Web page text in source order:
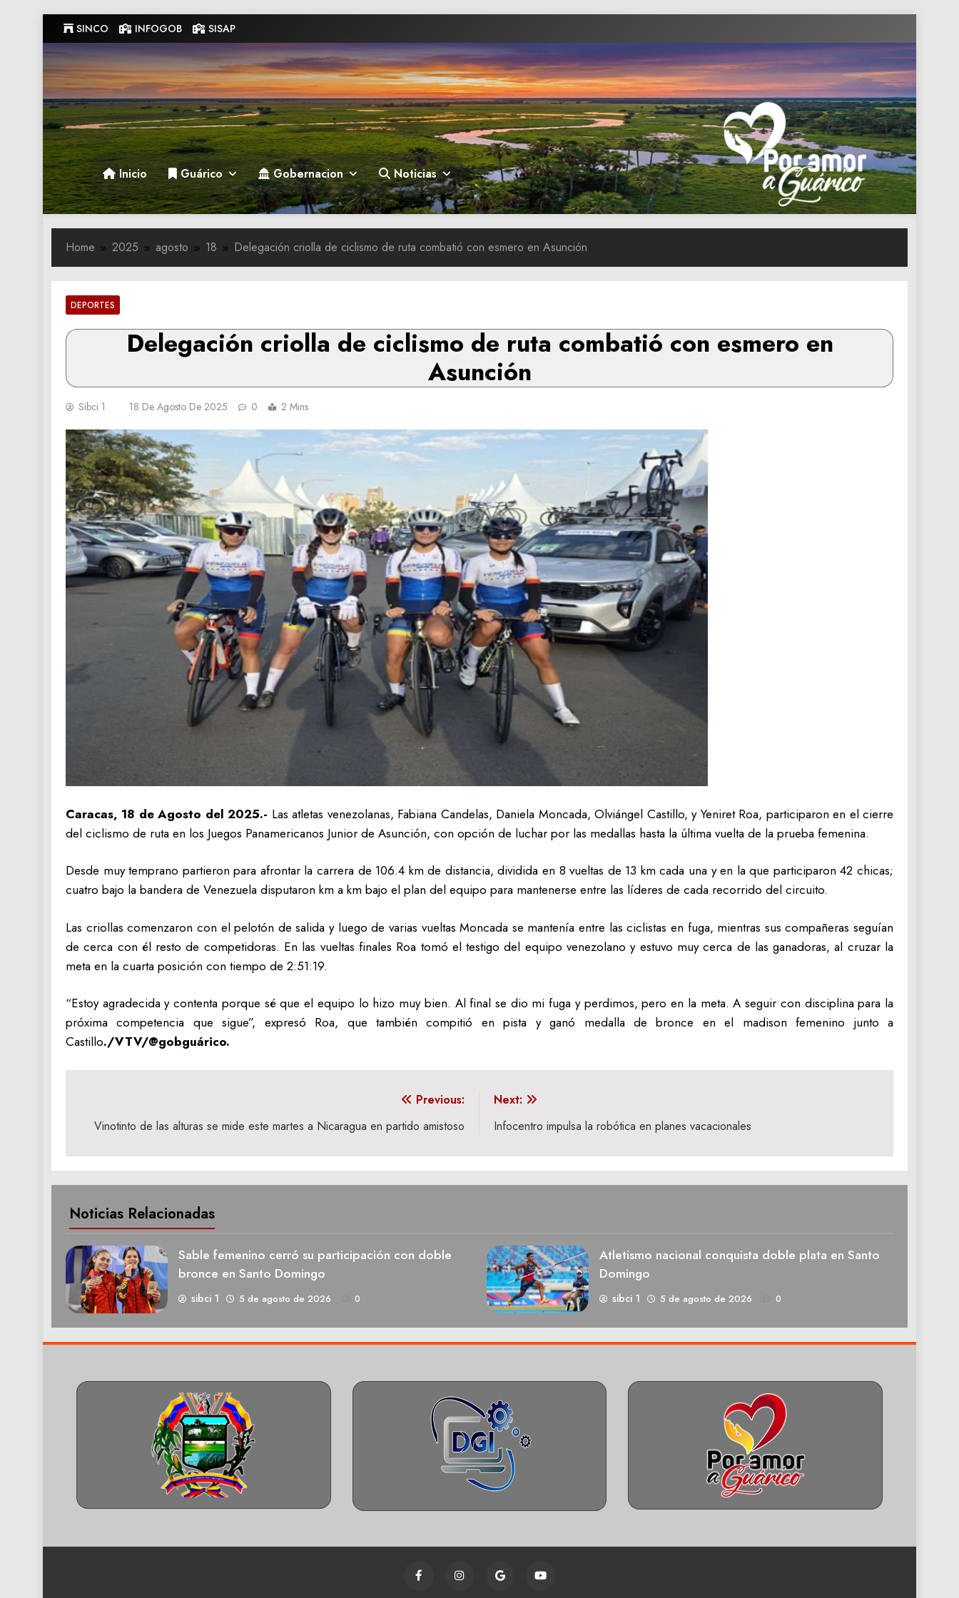
to
content
SINCO INFOGOB SISAP
Gobernacion de Guarico
Gobernacion de Guarico
Inicio Guárico Gobernacion Noticias
Home 2025 agosto 18 Delegación criolla de ciclismo de ruta combatió con esmero en Asunción
DEPORTES
Delegación criolla de ciclismo de ruta combatió con esmero en
Asunción
Sibci 1 18 De Agosto De 2025 0 2 Mins
Caracas, 18 de Agosto del 2025.- Las atletas venezolanas, Fabiana Candelas, Daniela Moncada, Olviángel Castillo, y Yeniret Roa, participaron en el cierre
del ciclismo de ruta en los Juegos Panamericanos Junior de Asunción, con opción de luchar por las medallas hasta la última vuelta de la prueba femenina.
Desde muy temprano partieron para afrontar la carrera de 106.4 km de distancia, dividida en 8 vueltas de 13 km cada una y en la que participaron 42 chicas;
cuatro bajo la bandera de Venezuela disputaron km a km bajo el plan del equipo para mantenerse entre las líderes de cada recorrido del circuito.
Las criollas comenzaron con el pelotón de salida y luego de varias vueltas Moncada se mantenía entre las ciclistas en fuga, mientras sus compañeras seguían
de cerca con él resto de competidoras. En las vueltas finales Roa tomó el testigo del equipo venezolano y estuvo muy cerca de las ganadoras, al cruzar la
meta en la cuarta posición con tiempo de 2:51:19.
“Estoy agradecida y contenta porque sé que el equipo lo hizo muy bien. Al final se dio mi fuga y perdimos, pero en la meta. A seguir con disciplina para la
próxima competencia que sigue”, expresó Roa, que también compitió en pista y ganó medalla de bronce en el madison femenino junto a
Castillo./VTV/@gobguárico.
de
entradas
Previous:
Vinotinto de las alturas se mide este martes a Nicaragua en partido amistoso
Next:
Infocentro impulsa la robótica en planes vacacionales
Noticias Relacionadas
Sable femenino cerró su participación con doble
bronce en Santo Domingo
sibci 1 5 de agosto de 2026 0
Atletismo nacional conquista doble plata en Santo
Domingo
sibci 1 5 de agosto de 2026 0